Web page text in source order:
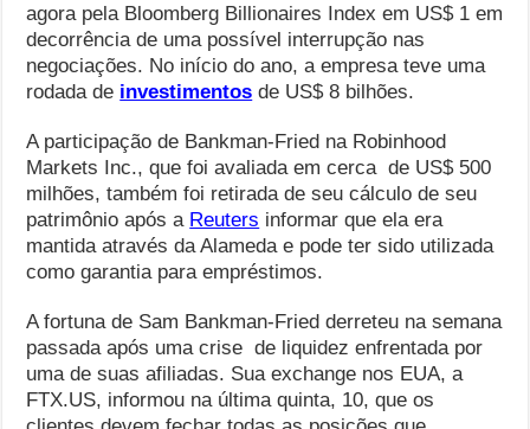
agora pela Bloomberg Billionaires Index em US$ 1 em
decorrência de uma possível interrupção nas
negociações. No início do ano, a empresa teve uma
rodada de investimentos de US$ 8 bilhões.
A participação de Bankman-Fried na Robinhood
Markets Inc., que foi avaliada em cerca de US$ 500
milhões, também foi retirada de seu cálculo de seu
patrimônio após a Reuters informar que ela era
mantida através da Alameda e pode ter sido utilizada
como garantia para empréstimos.
A fortuna de Sam Bankman-Fried derreteu na semana
passada após uma crise de liquidez enfrentada por
uma de suas afiliadas. Sua exchange nos EUA, a
FTX.US, informou na última quinta, 10, que os